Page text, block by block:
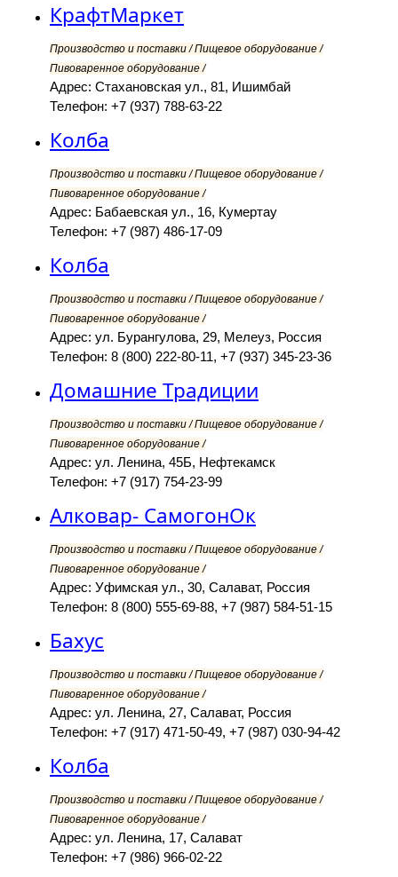
КрафтМаркет
Производство и поставки / Пищевое оборудование /
Пивоваренное оборудование /
Адрес: Стахановская ул., 81, Ишимбай
Телефон: +7 (937) 788-63-22
Колба
Производство и поставки / Пищевое оборудование /
Пивоваренное оборудование /
Адрес: Бабаевская ул., 16, Кумертау
Телефон: +7 (987) 486-17-09
Колба
Производство и поставки / Пищевое оборудование /
Пивоваренное оборудование /
Адрес: ул. Бурангулова, 29, Мелеуз, Россия
Телефон: 8 (800) 222-80-11, +7 (937) 345-23-36
Домашние Традиции
Производство и поставки / Пищевое оборудование /
Пивоваренное оборудование /
Адрес: ул. Ленина, 45Б, Нефтекамск
Телефон: +7 (917) 754-23-99
Алковар- СамогонОк
Производство и поставки / Пищевое оборудование /
Пивоваренное оборудование /
Адрес: Уфимская ул., 30, Салават, Россия
Телефон: 8 (800) 555-69-88, +7 (987) 584-51-15
Бахус
Производство и поставки / Пищевое оборудование /
Пивоваренное оборудование /
Адрес: ул. Ленина, 27, Салават, Россия
Телефон: +7 (917) 471-50-49, +7 (987) 030-94-42
Колба
Производство и поставки / Пищевое оборудование /
Пивоваренное оборудование /
Адрес: ул. Ленина, 17, Салават
Телефон: +7 (986) 966-02-22